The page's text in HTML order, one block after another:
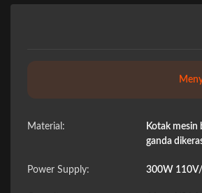
Material:
Kotak mesin
ganda
Power Supply: 300W